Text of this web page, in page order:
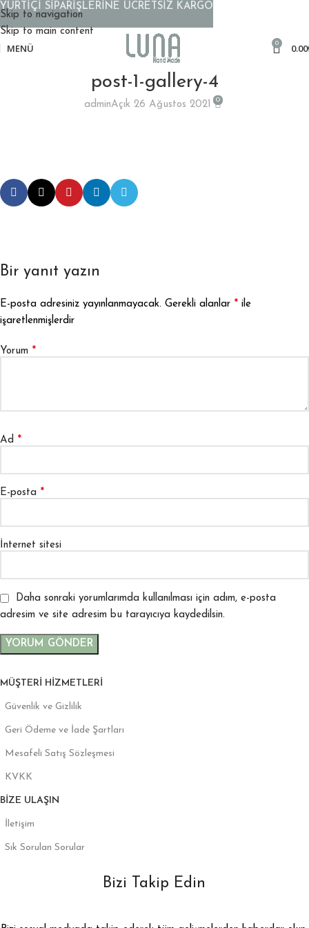
Skip to navigation
Skip to main content
MENÜ 0 0.00
post-1-gallery-4
adminAçık 26 Ağustos 2021 0
Bir yanıt yazın
E-posta adresiniz yayınlanmayacak. Gerekli alanlar * ile
işaretlenmişlerdir
Yorum *
Ad *
E-posta *
İnternet sitesi
Daha sonraki yorumlarımda kullanılması için adım, e-posta
adresim ve site adresim bu tarayıcıya kaydedilsin.
MÜŞTERI HIZMETLERI
Güvenlik ve Gizlilik
Geri Ödeme ve İade Şartları
Mesafeli Satış Sözleşmesi
KVKK
BIZE ULAŞIN
İletişim
Sık Sorulan Sorular
Bizi Takip Edin
YURTİÇİ SİPARİŞLERİNE ÜCRETSİZ KARGO